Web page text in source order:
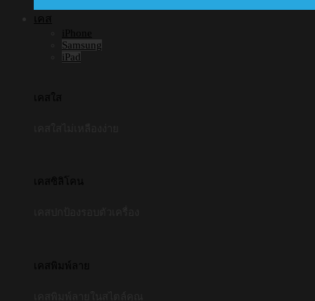
เคส
iPhone
Samsung
iPad
เคสใส
เคสซิลิโคน
เคสพิมพ์ลาย